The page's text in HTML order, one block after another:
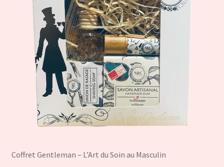
Coffret Gentleman – L’Art du Soin au Masculin